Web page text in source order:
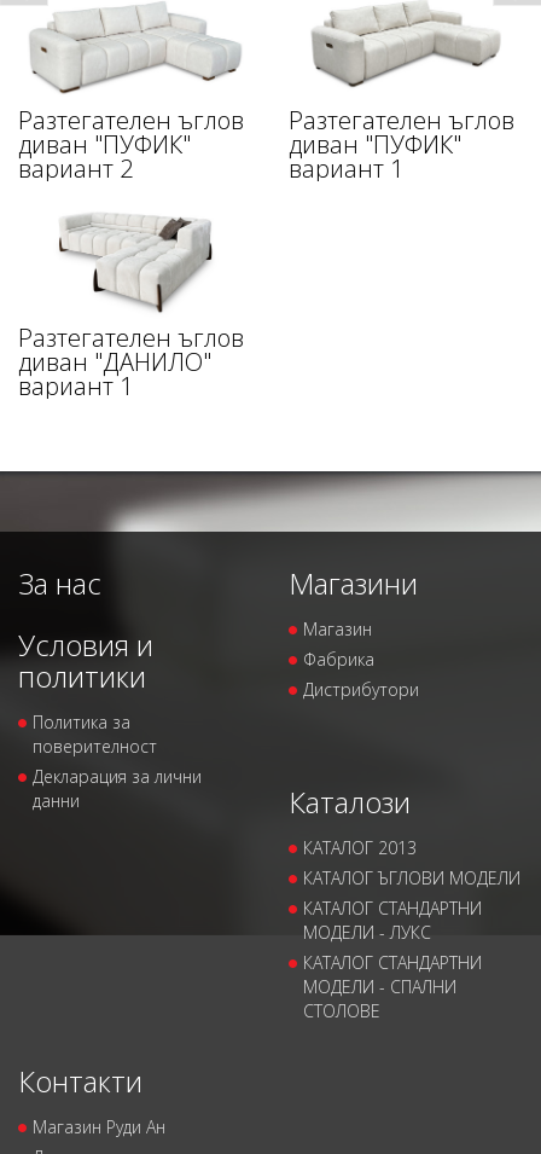
Разтегателен ъглов
диван "ПУФИК"
вариант 2
Разтегателен ъглов
диван "ПУФИК"
вариант 1
Разтегателен ъглов
диван "ДАНИЛО"
вариант 1
За нас
Условия и
политики
Политика за
поверителност
Декларация за лични
данни
Магазини
Магазин
Фабрика
Дистрибутори
Каталози
КАТАЛОГ 2013
КАТАЛОГ ЪГЛОВИ МОДЕЛИ
КАТАЛОГ СТАНДАРТНИ
МОДЕЛИ - ЛУКС
КАТАЛОГ СТАНДАРТНИ
МОДЕЛИ - СПАЛНИ
СТОЛОВЕ
Контакти
Магазин Руди Ан